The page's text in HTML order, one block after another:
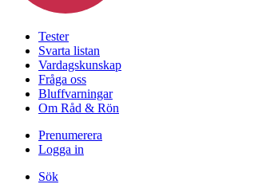
Tester
Svarta listan
Vardagskunskap
Fråga oss
Bluffvarningar
Om Råd & Rön
Prenumerera
Logga in
Sök